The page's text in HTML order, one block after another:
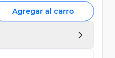
Agregar al carro